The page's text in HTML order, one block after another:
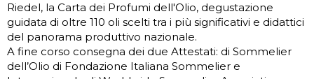
Riedel, la Carta dei Profumi dell'Olio, degustazione
guidata di oltre 110 oli scelti tra i più significativi e didattici
del panorama produttivo nazionale.
A fine corso consegna dei due Attestati: di Sommelier
dell’Olio di Fondazione Italiana Sommelier e